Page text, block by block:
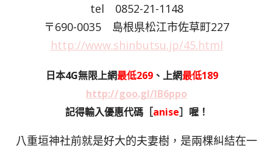
tel 0852-21-1148
〒690-0035 島根県松江市佐草町227
http://www.shinbutsu.jp/45.html
日本4G無限上網最低269、上網最低189
http://goo.gl/lB6ppo
記得輸入優惠代碼［anise］喔！
八重垣神社前就是好大的夫妻樹，是兩棵糾結在一